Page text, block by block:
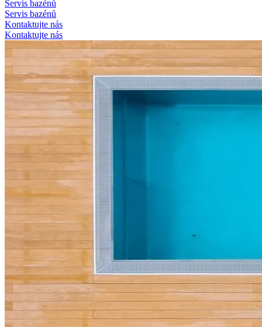
Servis bazénů
Servis bazénů
Kontaktujte nás
Kontaktujte nás